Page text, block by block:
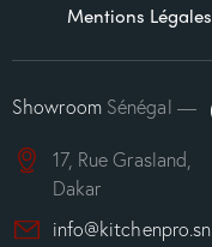
Mentions Légales
ShowroomSénégal —
17, Rue Grasland,
Dakar
info@kitchenpro.sn